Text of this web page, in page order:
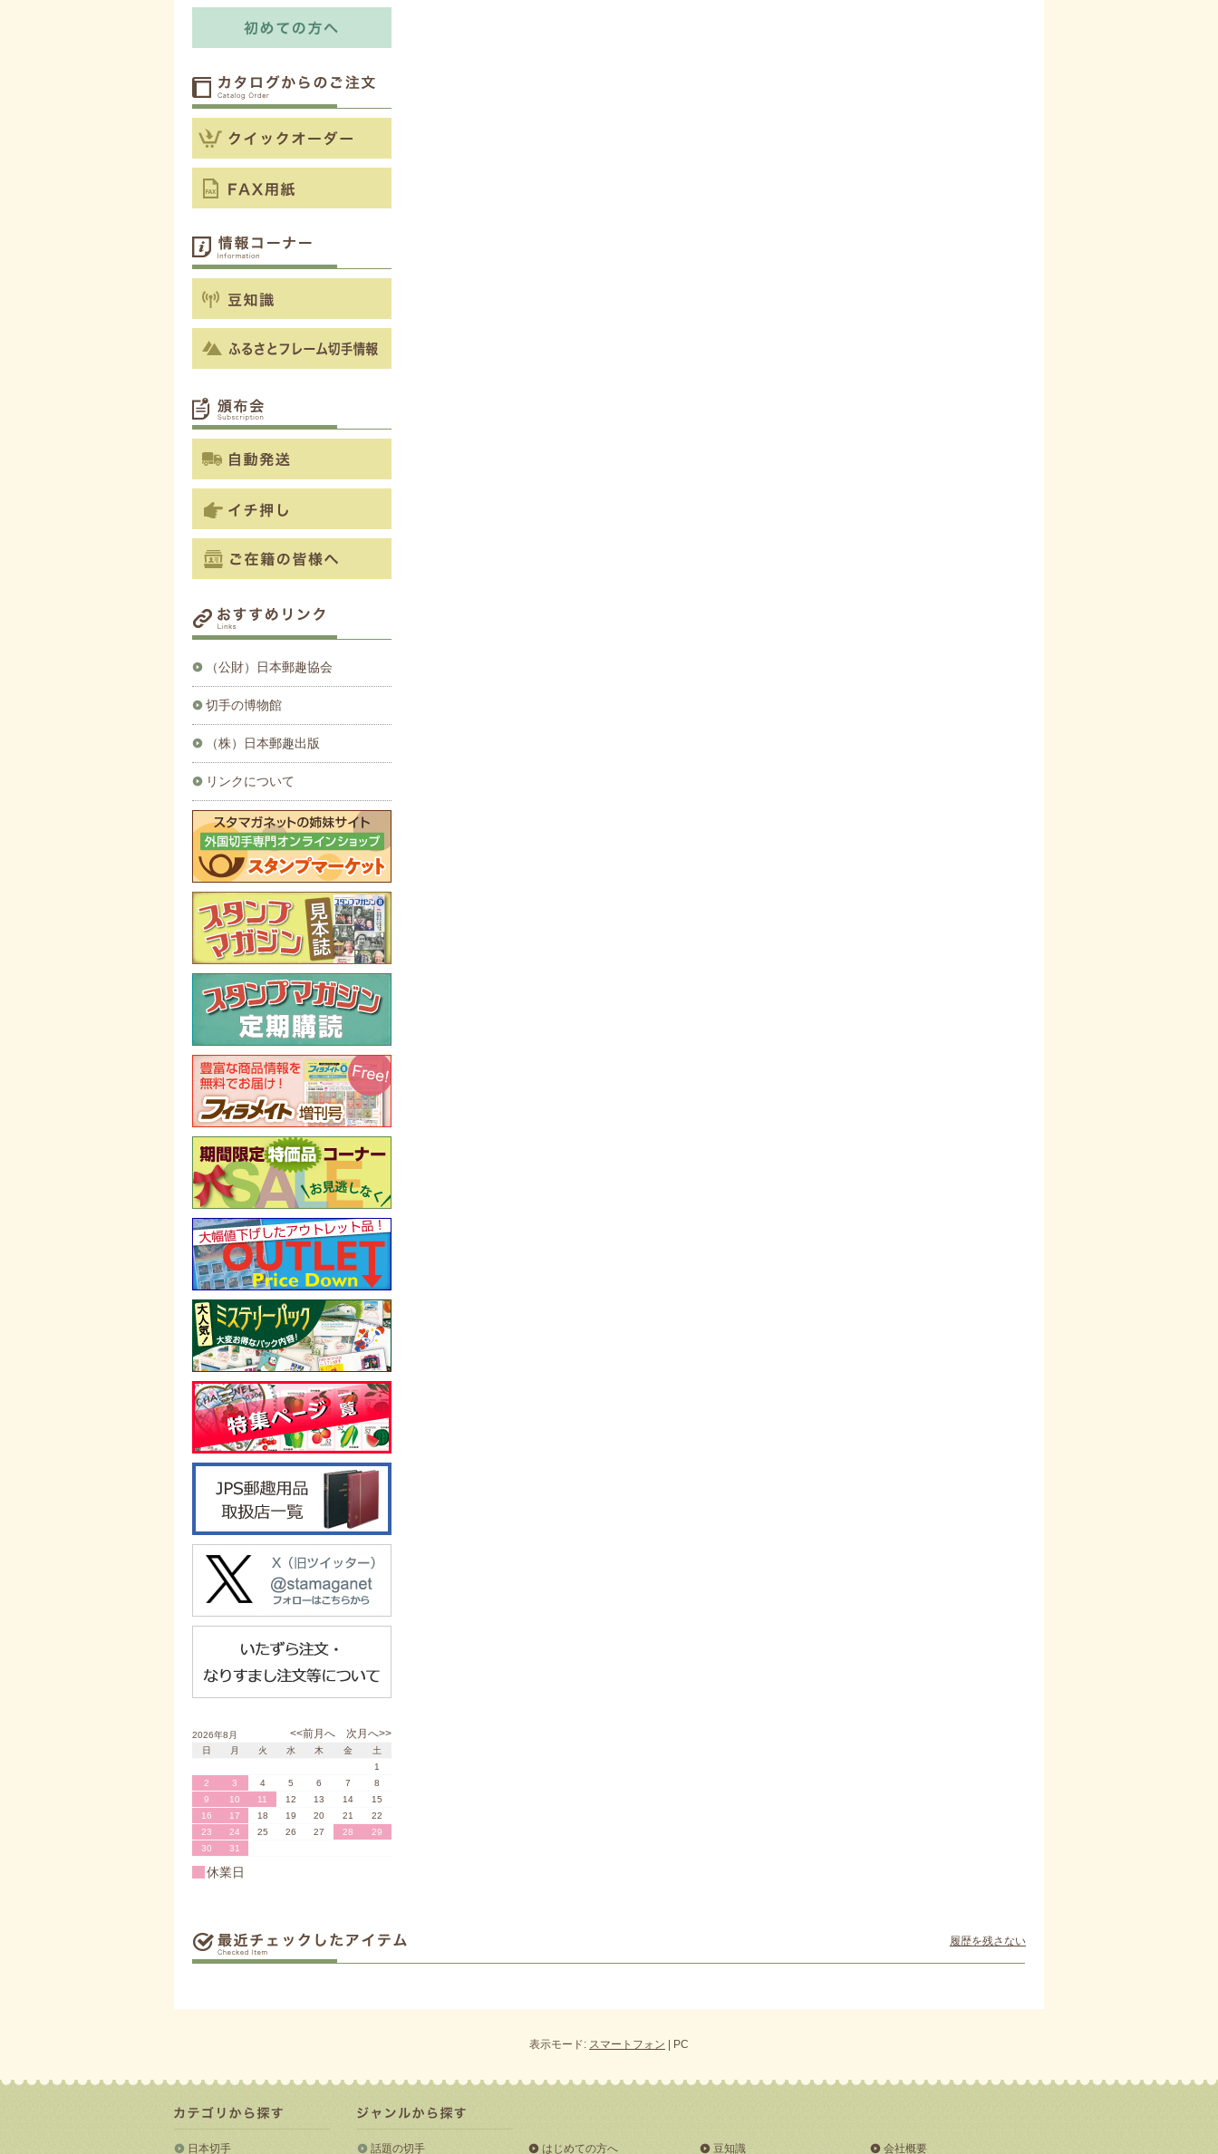
（公財）日本郵趣協会
切手の博物館
（株）日本郵趣出版
リンクについて
<<前月へ 次月へ>>
2026年8月
日
月 火 水 木 金
土
1
2
3 4 5 6 7
8
9
10 11 12 13 14
15
16
17 18 19 20 21
22
23
24 25 26 27 28
29
30
31
休業日
履歴を残さない
表示モード: スマートフォン | PC
日本切手 話題の切手 はじめての方へ 豆知識 会社概要